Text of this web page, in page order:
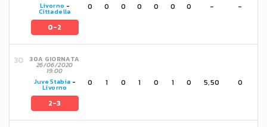
Livorno -
Cittadella
0-2
0 0 0 0 0 0 0 - -
30A GIORNATA
26/06/2020
19:00
Juve Stabia -
Livorno
2-3
0 1 0 1 0 1 0 5,50 0